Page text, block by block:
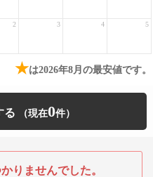
2 3 4 5
★は2026年8月の最安値です。
る 0
りませんでした。